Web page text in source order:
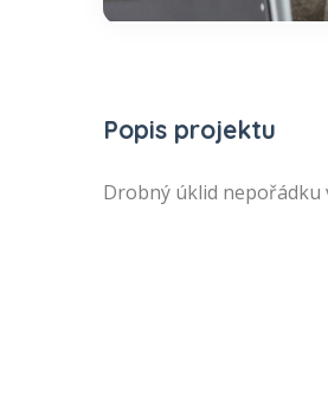
Popis projektu
Drobný úklid nepořádku